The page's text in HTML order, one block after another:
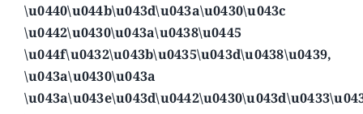
\u0440\u044b\u043d\u043a\u0430\u043c
\u0442\u0430\u043a\u0438\u0445
\u044f\u0432\u043b\u0435\u043d\u0438\u0439,
\u043a\u0430\u043a